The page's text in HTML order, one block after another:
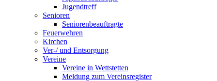
Jugendtreff
Senioren
Seniorenbeauftragte
Feuerwehren
Kirchen
Ver-/ und Entsorgung
Vereine
Vereine in Wettstetten
Meldung zum Vereinsregister